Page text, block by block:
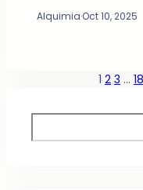
Alquimia·Oct 10, 2025
1 2 3 … 18
e